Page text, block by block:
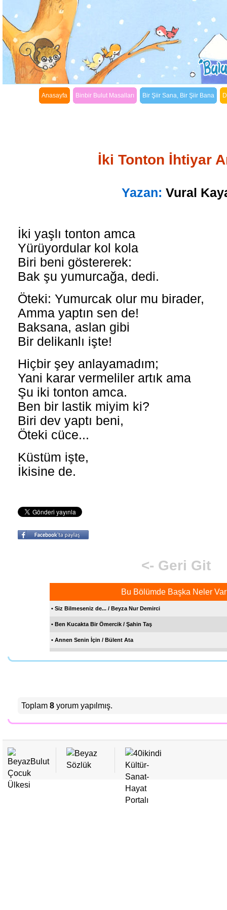
Anasayfa Binbir Bulut Masalları Bir Şiir Sana, Bir Şiir Bana
İki Tonton İhtiyar
Yazan: Vural
İki yaşlı tonton amca
Yürüyordular kol kola
Biri beni göstererek:
Bak şu yumurcağa, dedi.
Öteki: Yumurcak olur mu birader,
Amma yaptın sen de!
Baksana, aslan gibi
Bir delikanlı işte!
Hiçbir şey anlayamadım;
Yani karar vermeliler artık ama
Şu iki tonton amca.
Ben bir lastik miyim ki?
Biri dev yaptı beni,
Öteki cüce...
Küstüm işte,
İkisine de.
<- Geri Git
Bu Bölümde Başka Neler
• Siz Bilmeseniz de... / Beyza Nur Demirci
• Ben Kucakta Bir Ömercik / Şahin Taş
• Annen Senin İçin / Bülent Ata
• Çocuk Halkları Şiiri / Vural Kaya
• Şans mı Denir? / Vural Kaya
• Necip Fazıl Kısakürek ve "Çocuk"
• Eğriye Eğri Doğruya Doğru / Mustafa Ökkeş Evren
• Yağmur Duası / Fersude İklim
Toplam 8 yorum yapılmış.